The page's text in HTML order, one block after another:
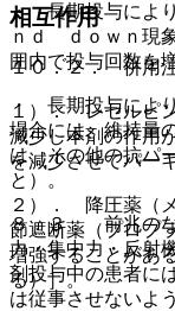
相互作用
１０．２． 併用
１）． レセルピ
減少し本剤の作用
を減少させてパー
２）． 降圧薬（
節遮断薬（プロプ
増強することがあ
る）］。
・ 長期投与によ
ｎｄ ｄｏｗｎ現
囲内で投与回数を
・ 長期投与によ
場合には、維持量
は、その他の抗パ
と）。
８．３． 前兆の
力・集中力・反射
剤投与中の患者に
は従事させないよ